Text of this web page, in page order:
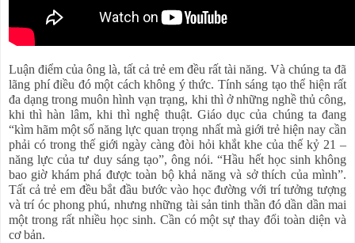
Luận điểm của ông là, tất cả trẻ em đều rất tài năng. Và chúng ta đã
lãng phí điều đó một cách không ý thức. Tính sáng tạo thể hiện rất
đa dạng trong muôn hình vạn trạng, khi thì ở những nghề thủ công,
khi thì hàn lâm, khi thì nghệ thuật. Giáo dục của chúng ta đang
“kìm hãm một số năng lực quan trọng nhất mà giới trẻ hiện nay cần
phải có trong thế giới ngày càng đòi hỏi khắt khe của thế kỷ 21 –
năng lực của tư duy sáng tạo”, ông nói. “Hầu hết học sinh không
bao giờ khám phá được toàn bộ khả năng và sở thích của mình”.
Tất cả trẻ em đều bắt đầu bước vào học đường với trí tưởng tượng
và trí óc phong phú, nhưng những tài sản tinh thần đó dần dần mai
một trong rất nhiều học sinh. Cần có một sự thay đổi toàn diện và
cơ bản.